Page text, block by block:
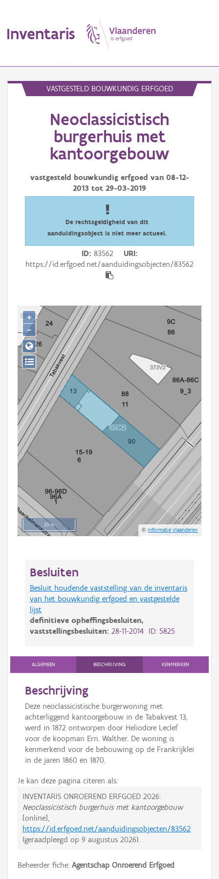
Inventaris
Aanduidingsobject
Persoon of collectief
Downloads
Hergebruik
VASTGESTELD BOUWKUNDIG ERFGOED
Neoclassicistisch
burgerhuis met
kantoorgebouw
vastgesteld bouwkundig erfgoed van 08-12-
2013 tot 29-03-2019
De rechtsgeldigheid van dit
aanduidingsobject is niet meer actueel.
ID 83562
URI
https://id.erfgoed.net/aanduidingsobjecten/83562
20 m
©Informatie Vlaanderen
+
−
Besluiten
Besluit houdende vaststelling van de inventaris
van het bouwkundig erfgoed en vastgestelde
lijst
definitieve opheffingsbesluiten,
vaststellingsbesluiten: 28-11-2014 ID: 5825
ALGEMEEN BESCHRIJVING KENMERKEN
Beschrijving
Deze neoclassicistische burgerwoning met
achterliggend kantoorgebouw in de Tabakvest 13,
werd in 1872 ontworpen door Heliodore Leclef
voor de koopman Ern. Walther. De woning is
kenmerkend voor de bebouwing op de Frankrijklei
in de jaren 1860 en 1870.
Je kan deze pagina citeren als:
INVENTARIS ONROEREND ERFGOED 2026:
Neoclassicistisch burgerhuis met kantoorgebouw
[online],
https://id.erfgoed.net/aanduidingsobjecten/83562
(geraadpleegd op 9 augustus 2026).
Beheerder fiche: Agentschap Onroerend Erfgoed